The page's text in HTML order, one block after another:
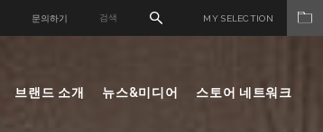
문의하기 MY SELECTION
브랜드 소개 뉴스&미디어 스토어 네트워크